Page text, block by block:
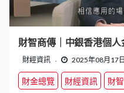
財智商傳｜中銀香港個
財經資訊 2025年08月17日
財金總覽 財經資訊 財